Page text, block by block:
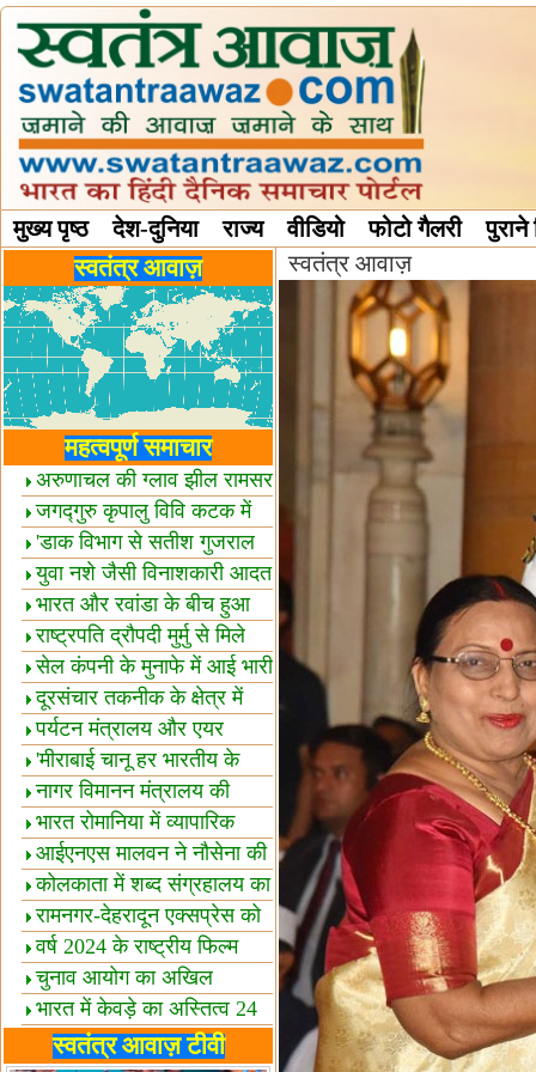
मुख्य पृष्ठ देश-दुनिया राज्य वीडियो फोटो गैलरी
विविध स्तंभस्वतंत्र आवाज़
महत्वपूर्ण समाचार
अरुणाचल की ग्लाव झील रामसर
स्थल घोषित
जगद्गुरु कृपालु विवि कटक में
शैक्षिक सत्र शुरू
'डाक विभाग से सतीश गुजराल
का रिश्ता गहरा'
युवा नशे जैसी विनाशकारी आदत
से दूर रहें-मोदी
भारत और रवांडा के बीच हुआ
व्यापार विस्तार
राष्ट्रपति द्रौपदी मुर्मु से मिले
बस्तर के प्रतिनिधि
सेल कंपनी के मुनाफे में आई भारी
उछाल!
दूरसंचार तकनीक के क्षेत्र में
उत्कृष्टता पुरस्कार
पर्यटन मंत्रालय और एयर
इंडिया में समझौता
'मीराबाई चानू हर भारतीय के
लिए प्रेरणा'
नागर विमानन मंत्रालय की
यात्रियों को सलाह
भारत रोमानिया में व्यापारिक
साझेदारियां
आईएनएस मालवन ने नौसेना की
ताकत बढ़ाई
कोलकाता में शब्द संग्रहालय का
उद्घाटन
रामनगर-देहरादून एक्सप्रेस को
हरी झंडी
वर्ष 2024 के राष्ट्रीय फिल्म
पुरस्कारों की घोषणा
चुनाव आयोग का अखिल
भारतीय मीडिया सम्मेलन
भारत में केवड़े का अस्तित्‍व 24
लाख वर्ष!
लखनऊ में 'एक राष्ट्र एक
स्वतंत्र आवाज़ टीवी
स्वतंत्र आवाज़